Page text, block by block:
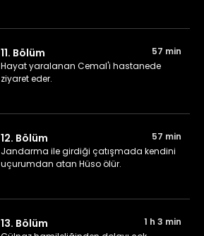
11. Bölüm
57 min
Hayat yaralanan Cemal'i hastanede
ziyaret eder.
12. Bölüm
57 min
Jandarma ile girdiği çatışmada kendini
uçurumdan atan Hüso ölür.
13. Bölüm
1 h 3 min